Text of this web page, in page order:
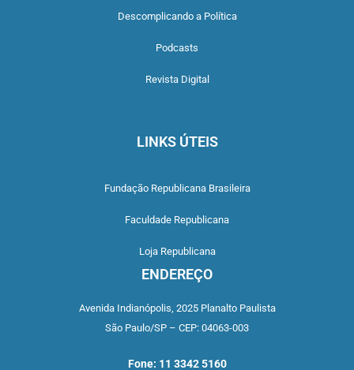
Descomplicando a Política
Podcasts
Revista Digital
LINKS ÚTEIS
Fundação Republicana Brasileira
Faculdade Republicana
Loja Republicana
ENDEREÇO
Avenida Indianópolis, 2025 Planalto Paulista
São Paulo/SP – CEP: 04063-003
Fone: 11 3342 5160